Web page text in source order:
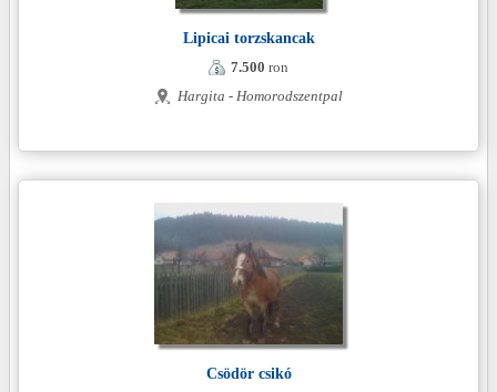
Lipicai torzskancak
7.500 ron
Hargita - Homorodszentpal
Csödör csikó